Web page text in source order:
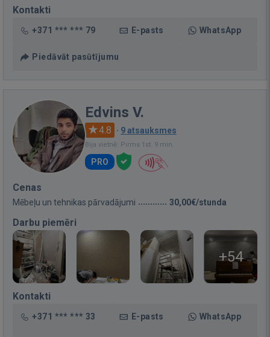
Kontakti
+371 *** *** 79 E-pasts WhatsApp
Piedāvāt pasūtījumu
Edvins V.
4.8 · 9 atsauksmes
Bija vietnē: Pirms 1st. 9 min.
PRO
Cenas
Mēbeļu un tehnikas pārvadājumi 30,00€/stunda
Darbu piemēri
+54
Kontakti
+371 *** *** 33 E-pasts WhatsApp